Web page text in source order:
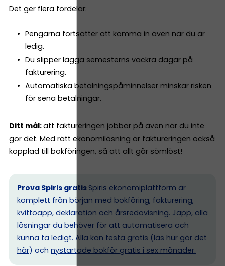
Det ger flera fördelar:
Pengarna fortsätter att komma in även när du är
ledig.
Du slipper lägga semesterns vackra dagar på
fakturering.
Automatiska betalningspåminnelser minskar risken
för sena betalningar.
Ditt mål:att faktureringen jobbar på även när du inte
gör det. Med rätt ekonomilösning är faktureringen också
kopplad till bokföringen, så att allt går sömlöst!
Prova Spiris gratis Spiris ekonomiplattform är
komplett från början med bokföring, fakturering,
kvittoapp, deklaration och årsredovisning. Japp, alla
lösningar du behöver för att automatisera och
kunna ta ledigt. Alla kan testa gratis (läs hur gör det
här) och nystartade bokför gratis i sex månader.